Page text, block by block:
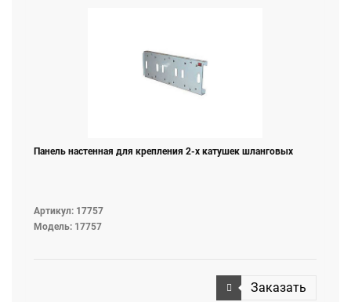
Панель настенная для крепления 2-х катушек шланговых
Артикул: 17757
Модель: 17757
Заказать